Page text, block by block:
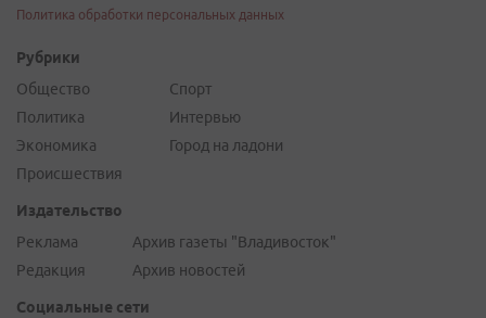
Политика обработки персональных данных
Рубрики
Общество
Политика
Экономика
Происшествия
Спорт
Интервью
Город на ладони
Издательство
Реклама
Редакция
Архив газеты "Владивосток"
Архив новостей
Социальные сети